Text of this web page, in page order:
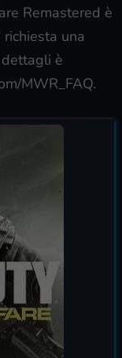
Remastered è
una
è
MWR_FAQ.